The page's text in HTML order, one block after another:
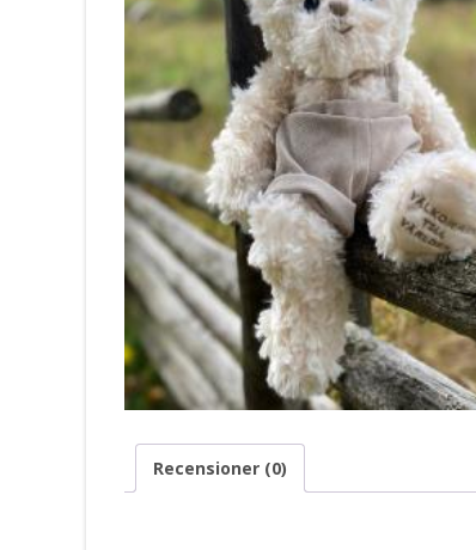
Recensioner (0)